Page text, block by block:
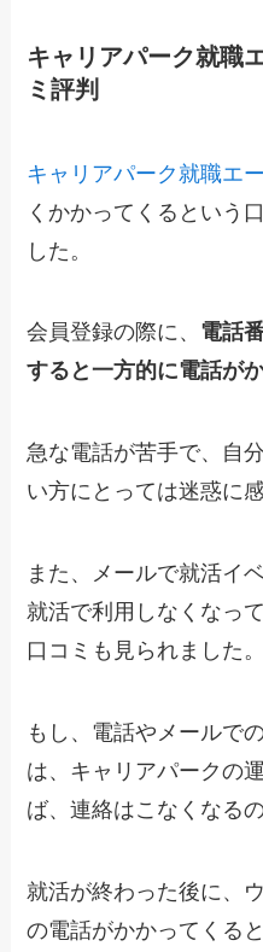
キャリアパーク就職
ミ評判
キャリアパーク就職エ
くかかってくるという
した。
会員登録の際に、 電話
すると一方的に電話が
急な電話が苦手で、自
い方にとっては迷惑に
また、メールで就活イ
就活で利用しなくなっ
口コミも見られました。
もし、電話やメールで
は、キャリアパークの
ば、連絡はこなくなる
就活が終わった後に、
の電話がかかってくる